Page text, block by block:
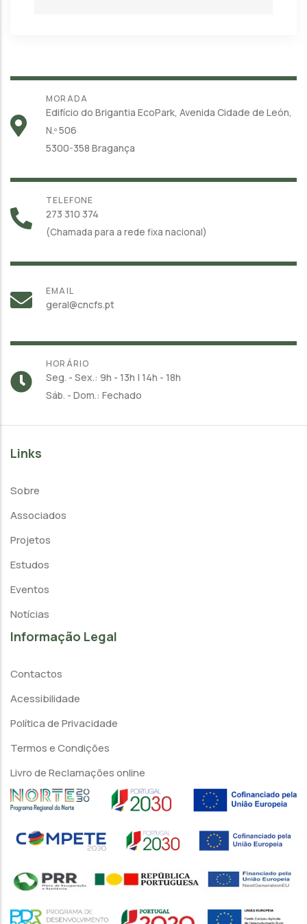
MORADA
Edifício do Brigantia EcoPark, Avenida Cidade de León,
N.º 506
5300-358 Bragança
TELEFONE
273 310 374
(Chamada para a rede fixa nacional)
EMAIL
geral@cncfs.pt
HORÁRIO
Seg. - Sex.: 9h - 13h | 14h - 18h
Sáb. - Dom.: Fechado
Links
Sobre
Associados
Projetos
Estudos
Eventos
Notícias
Informação Legal
Contactos
Acessibilidade
Política de Privacidade
Termos e Condições
Livro de Reclamações online